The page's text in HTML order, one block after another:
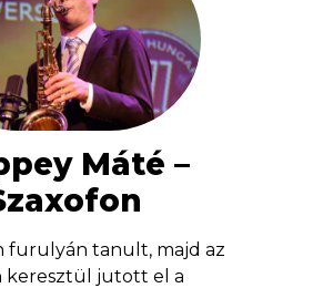
Máté –
furulyán tanult, majd az
keresztül jutott el a